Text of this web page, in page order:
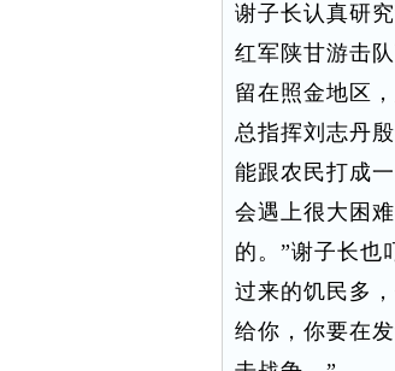
谢子长认真研
红军陕甘游击
留在照金地区
总指挥刘志丹
能跟农民打成
会遇上很大困
的。”谢子长也
过来的饥民多
给你，你要在